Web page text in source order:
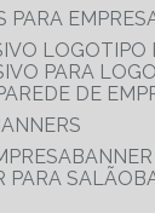
PARA
PARA
DE
BANNERS
PARA SALÃO